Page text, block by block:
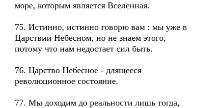
море, которым является Вселенная.
75. Истинно, истинно говорю вам : мы уже в
Царствии Небесном, но не знаем этого,
потому что нам недостает сил быть.
76. Царство Небесное - длящееся
революционное состояние.
77. Мы доходим до реальности лишь тогда,